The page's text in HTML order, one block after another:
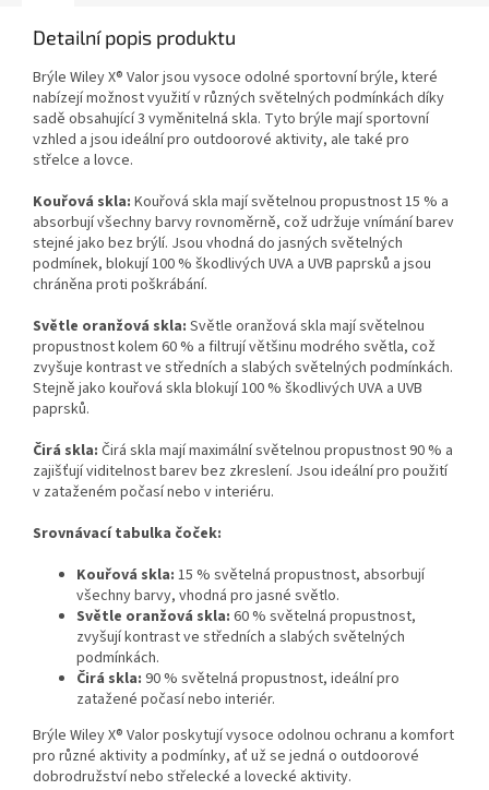
Detailní popis produktu
Brýle Wiley X® Valor jsou vysoce odolné sportovní brýle, které
nabízejí možnost využití v různých světelných podmínkách díky
sadě obsahující 3 vyměnitelná skla. Tyto brýle mají sportovní
vzhled a jsou ideální pro outdoorové aktivity, ale také pro
střelce a lovce.
Kouřová skla: Kouřová skla mají světelnou propustnost 15 % a
absorbují všechny barvy rovnoměrně, což udržuje vnímání barev
stejné jako bez brýlí. Jsou vhodná do jasných světelných
podmínek, blokují 100 % škodlivých UVA a UVB paprsků a jsou
chráněna proti poškrábání.
Světle oranžová skla: Světle oranžová skla mají světelnou
propustnost kolem 60 % a filtrují většinu modrého světla, což
zvyšuje kontrast ve středních a slabých světelných podmínkách.
Stejně jako kouřová skla blokují 100 % škodlivých UVA a UVB
paprsků.
Čirá skla: Čirá skla mají maximální světelnou propustnost 90 % a
zajišťují viditelnost barev bez zkreslení. Jsou ideální pro použití
v zataženém počasí nebo v interiéru.
Srovnávací tabulka čoček:
Kouřová skla: 15 % světelná propustnost, absorbují
všechny barvy, vhodná pro jasné světlo.
Světle oranžová skla: 60 % světelná propustnost,
zvyšují kontrast ve středních a slabých světelných
podmínkách.
Čirá skla: 90 % světelná propustnost, ideální pro
zatažené počasí nebo interiér.
Brýle Wiley X® Valor poskytují vysoce odolnou ochranu a komfort
pro různé aktivity a podmínky, ať už se jedná o outdoorové
dobrodružství nebo střelecké a lovecké aktivity.